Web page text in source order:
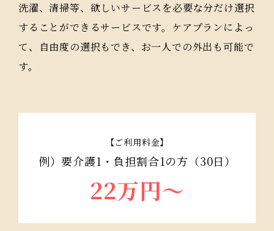
洗濯、清掃等、欲しいサービスを必要な分だけ選択
することができるサービスです。ケアプランによっ
て、自由度の選択もでき、お一人での外出も可能で
す。
【ご利用料金】
例）要介護1・負担割合1の方（30日）
22万円〜